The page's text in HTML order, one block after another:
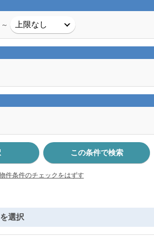
～
この条件で検索
件条件のチェックをはずす
選択